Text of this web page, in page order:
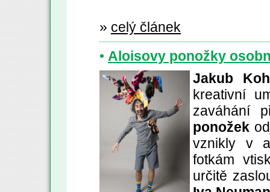
» celý článek
• Aloisovy ponožky
Jakub
kreativní
zaváhání
ponožek od
vznikly v
fotkám
určitě